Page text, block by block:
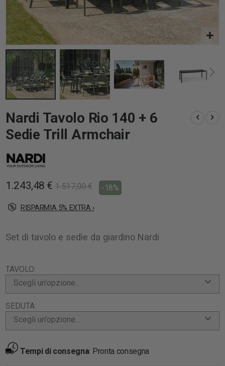
all'inizio
della
galleria
immagini
Nardi Tavolo Rio 140 + 6
Sedie Trill Armchair
1.243,48 € 1.517,00 € -18%
RISPARMIA 5% EXTRA ›
Set di tavolo e sedie da giardino Nardi
TAVOLO
Scegli un'opzione...
SEDUTA
Scegli un'opzione...
Tempi di consegna: Pronta consegna